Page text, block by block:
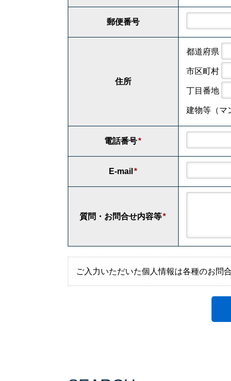
郵便番号
住所
都道府県
市区町村
丁目番地
建物等（マ
電話番号*
E-mail *
質問・お問合せ内容等*
ご入力いただいた個人情報は各種のお問